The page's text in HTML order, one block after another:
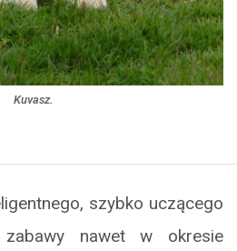
Kuvasz.
szybko uczącego
nawet w okresie